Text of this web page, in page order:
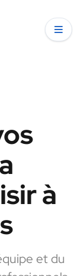
à
et du